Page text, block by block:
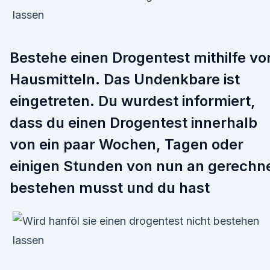
Bestehe einen Drogentest mithilfe
Hausmitteln. Das Undenkbare ist
eingetreten. Du wurdest informiert,
dass du einen Drogentest innerhalb
von ein paar Wochen, Tagen oder
einigen Stunden von nun an
bestehen musst und du hast